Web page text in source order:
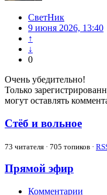
СветНик
9 июня 2026, 13:40
↑
↓
0
Очень убедительно!
Только
могут оставлять
Стёб и вольное
73 читателя · 705 топиков ·
Прямой эфир
Комментарии